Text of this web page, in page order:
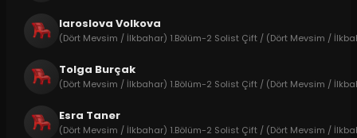
Iaroslova Volkova
(Dört Mevsim / İlkbahar) 1.Bölüm-2 Solist Çift / (Dört Mevsim /
Tolga Burçak
(Dört Mevsim / İlkbahar) 1.Bölüm-2 Solist Çift / (Dört Mevsim /
Esra Taner
(Dört Mevsim / İlkbahar) 1.Bölüm-2 Solist Çift / (Dört Mevsim /